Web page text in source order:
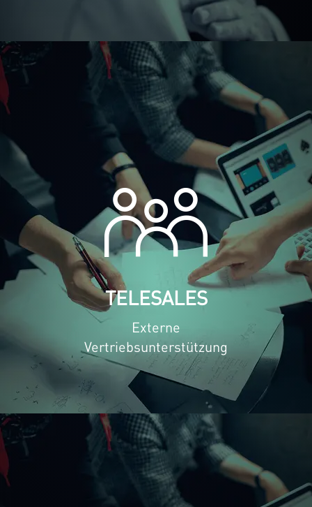
TELESALES
Externe
Vertriebsunterstützung